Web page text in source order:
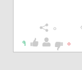
0
0
9